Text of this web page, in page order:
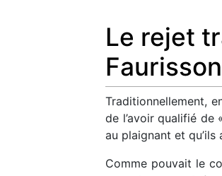
Le rejet
Traditionnellement,
de l’avoir qualifié de
au plaignant et
Comme pouvait le